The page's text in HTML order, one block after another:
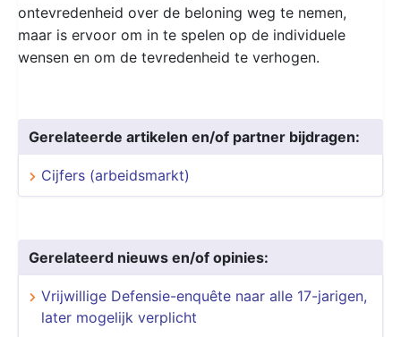
ontevredenheid over de beloning weg te nemen,
maar is ervoor om in te spelen op de individuele
wensen en om de tevredenheid te verhogen.
Gerelateerde artikelen en/of partner bijdragen:
Cijfers (arbeidsmarkt)
Gerelateerd nieuws en/of opinies:
Vrijwillige Defensie-enquête naar alle 17-jarigen,
later mogelijk verplicht